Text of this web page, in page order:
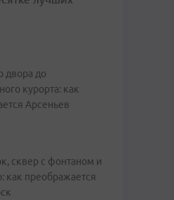
двора до
курорта: как
Арсеньев
сквер с фонтаном и
как преображается